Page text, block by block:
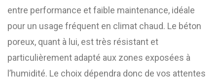
entre performance et faible maintenance, idéale
pour un usage fréquent en climat chaud. Le béton
poreux, quant à lui, est très résistant et
particulièrement adapté aux zones exposées à
l’humidité. Le choix dépendra donc de vos attentes